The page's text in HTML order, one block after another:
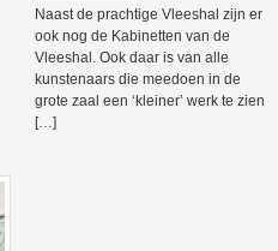
Naast de prachtige Vleeshal zijn er
ook nog de Kabinetten van de
Vleeshal. Ook daar is van alle
kunstenaars die meedoen in de
grote zaal een ‘kleiner’ werk te zien
[…]